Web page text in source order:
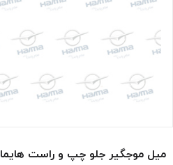
میل موجگیر جلو چپ و راست هایما S7